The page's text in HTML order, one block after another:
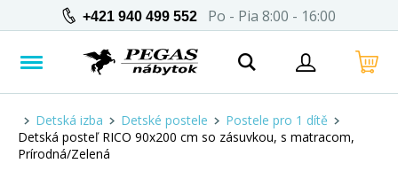
+421 940 499 552 Po - Pia 8:00 - 16:00
Detská izba Detské postele
Postele pro 1 dítě
Detská posteľ RICO 90x200 cm so zásuvkou, s matracom,
Prírodná/Zelená